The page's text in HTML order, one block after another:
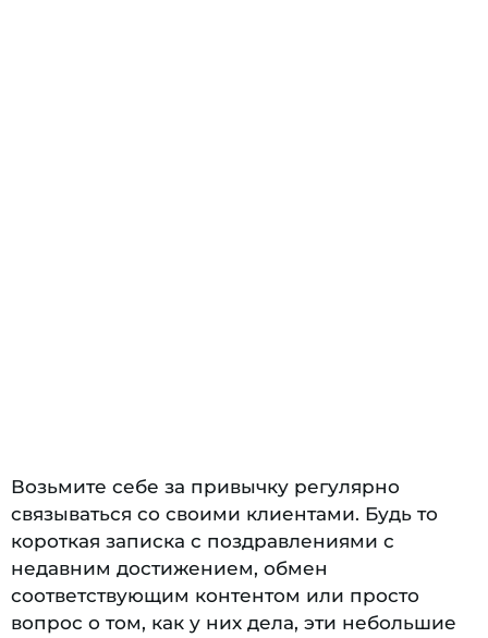
Возьмите себе за привычку регулярно
связываться со своими клиентами. Будь то
короткая записка с поздравлениями с
недавним достижением, обмен
соответствующим контентом или просто
вопрос о том, как у них дела, эти небольшие